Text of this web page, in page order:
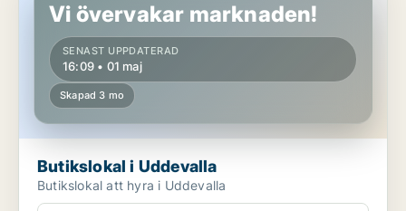
Vi övervakar marknaden!
SENAST UPPDATERAD
16:09 • 01 maj
Skapad 3 mo
Butikslokal i Uddevalla
Butikslokal att hyra i Uddevalla